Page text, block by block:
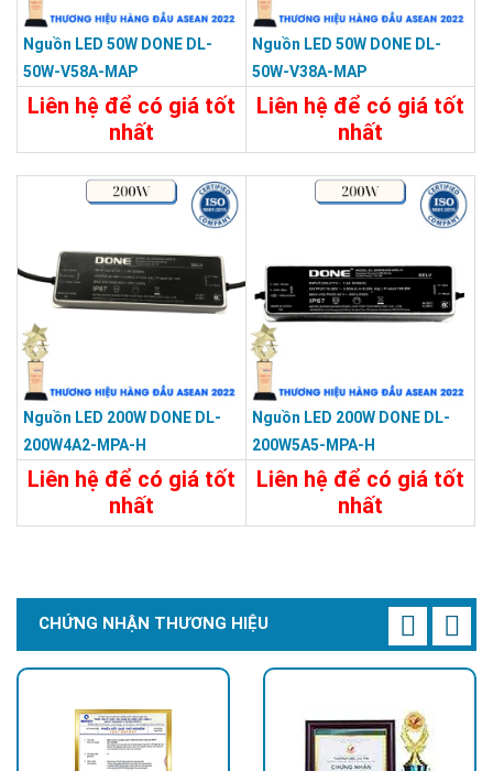
Nguồn LED 50W DONE DL-
50W-V58A-MAP
Liên hệ để có giá tốt
nhất
Nguồn LED 50W DONE DL-
50W-V38A-MAP
Liên hệ để có giá tốt
nhất
Nguồn LED 200W DONE DL-
200W4A2-MPA-H
Liên hệ để có giá tốt
nhất
Nguồn LED 200W DONE DL-
200W5A5-MPA-H
Liên hệ để có giá tốt
nhất
CHỨNG NHẬN THƯƠNG HIỆU